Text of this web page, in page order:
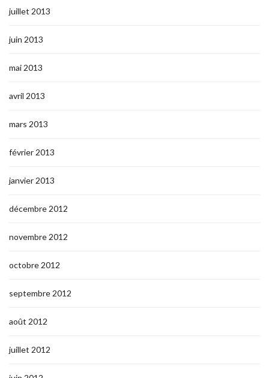
juillet 2013
juin 2013
mai 2013
avril 2013
mars 2013
février 2013
janvier 2013
décembre 2012
novembre 2012
octobre 2012
septembre 2012
août 2012
juillet 2012